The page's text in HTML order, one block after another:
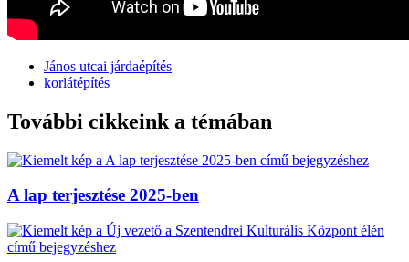
János utcai járdaépítés
korlátépítés
További cikkeink a témában
A lap terjesztése 2025-ben